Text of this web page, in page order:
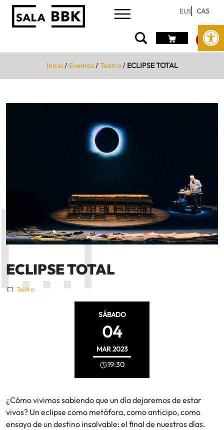
Abrir
EUS CAS
Inicio/ Eventos/Teatro/ ECLIPSE TOTAL
ECLIPSE TOTAL
Teatro
SÁBADO
04
MAR2023
19:30
¿Cómo vivimos sabiendo que un día dejaremos de estar
vivos? Un eclipse como metáfora, como anticipo, como
ensayo de un destino insalvable: el final de nuestros días.